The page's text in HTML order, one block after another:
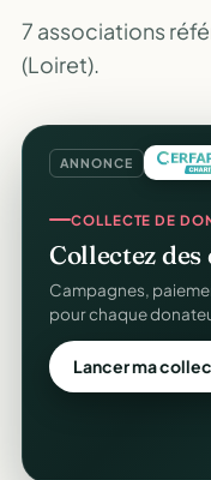
7 associations
(Loiret).
ANNONCE
REÇUS FISCAUX
Vos reçus
Générés et envoyés
conformes au
Automatiser mes
COLLECTE DE
Collectez
Campagnes,
pour chaque
Lancer ma